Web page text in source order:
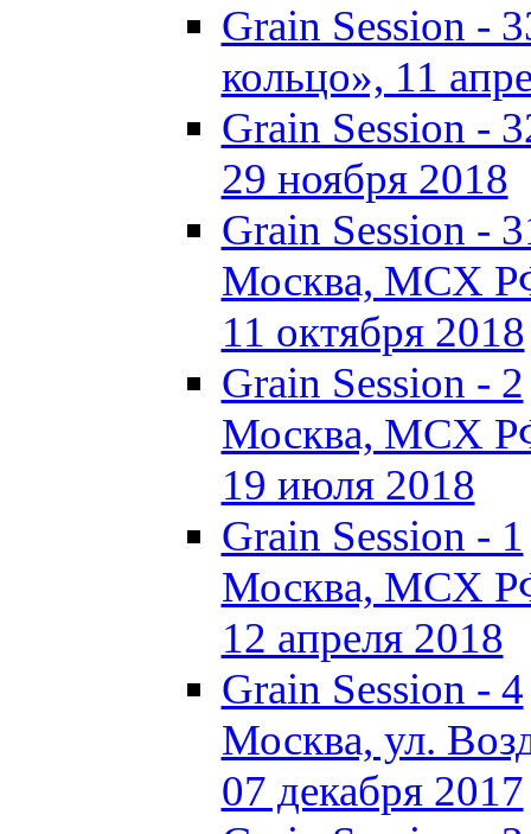
Grain Session -
кольцо», 11
Grain Session -
29 ноября 2018
Grain Session -
Москва, МСХ
11 октября 2018
Grain Session - 2
Москва, МСХ
19 июля 2018
Grain Session - 1
Москва, МСХ
12 апреля 2018
Grain Session - 4
Москва, ул.
07 декабря 2017